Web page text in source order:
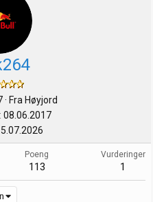
· Fra Høyjord
08.06.2017
Poeng
113
Vurderinger
1